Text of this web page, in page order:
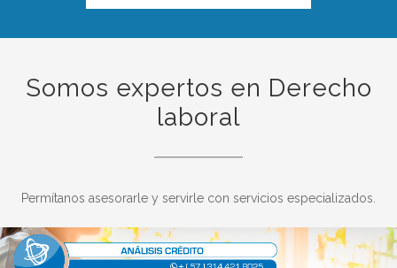
Somos expertos en Derecho
laboral
Permítanos asesorarle y servirle con servicios especializados.